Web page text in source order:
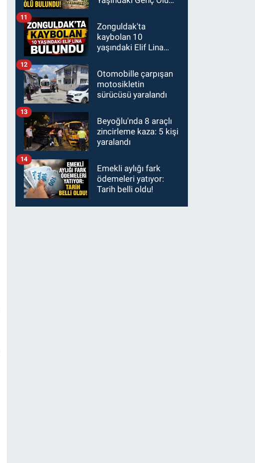
Zonguldak'ta
kaybolan 10
yaşındaki Elif Lina
11
Otomobille çarpışan
motosikletin
sürücüsü yaralandı
12
Beyoğlu'nda 8 araçlı
zincirleme kaza: 5 kişi
yaralandı
13
Emekli aylığı fark
ödemeleri yatıyor:
Tarih belli oldu!
14